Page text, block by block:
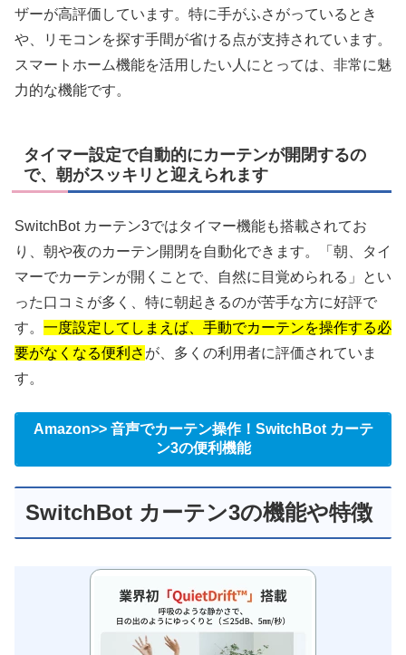
ザーが高評価しています。特に手がふさがっているとき
や、リモコンを探す手間が省ける点が支持されています。
スマートホーム機能を活用したい人にとっては、非常に魅
力的な機能です。
タイマー設定で自動的にカーテンが開閉するの
で、朝がスッキリと迎えられます
SwitchBot カーテン3ではタイマー機能も搭載されてお
り、朝や夜のカーテン開閉を自動化できます。「朝、タイ
マーでカーテンが開くことで、自然に目覚められる」とい
った口コミが多く、特に朝起きるのが苦手な方に好評で
す。 一度設定してしまえば、手動でカーテンを操作する必
要がなくなる便利さ が、多くの利用者に評価されていま
す。
Amazon>> 音声でカーテン操作！SwitchBot カーテ
ン3の便利機能
SwitchBot カーテン3の機能や特徴